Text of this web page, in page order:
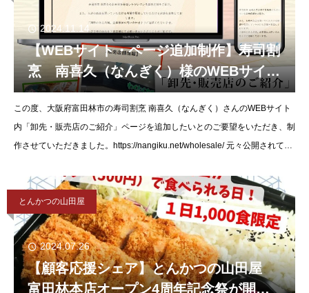
2024.11.14
【WEBサイト・ページ追加制作】寿司割
烹 南喜久（なんぎく）様のWEBサイ
ト・ページ追加分を制作させていただき
ました。
この度、大阪府富田林市の寿司割烹 南喜久（なんぎく）さんのWEBサイト
内「卸先・販売店のご紹介」ページを追加したいとのご要望をいただき、制
作させていただきました。https://nangiku.net/wholesale/ 元々公開されてい
とんかつの山田屋
2024.07.26
【顧客応援シェア】とんかつの山田屋
富田林本店オープン4周年記念祭が開